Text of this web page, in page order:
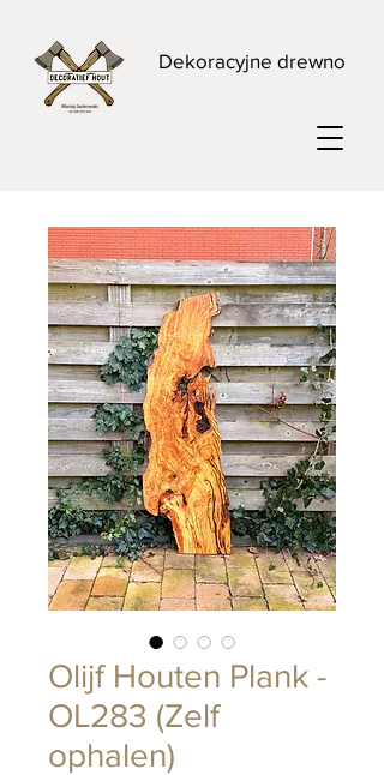
Dekoracyjne drewno
Olijf Houten Plank -
OL283 (Zelf
ophalen)